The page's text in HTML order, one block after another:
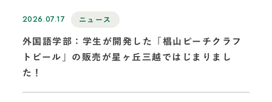
2026.07.17 ニュース
外国語学部：学生が開発した「椙山ピーチクラフ
トビール」の販売が星ヶ丘三越ではじまりまし
た！